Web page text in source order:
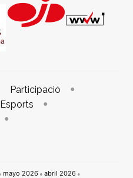
Participació
Esports
mayo 2026
abril 2026